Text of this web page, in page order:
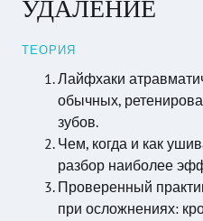
УДАЛЕНИЕ
ТЕОРИЯ
Лайфхаки
обычных,
зубов.
Чем, когда и как
разбор наиболее
Проверенный
при осложнениях: